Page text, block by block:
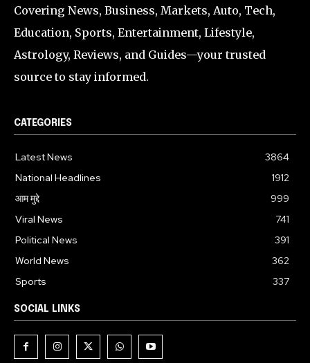
Covering News, Business, Markets, Auto, Tech,
Education, Sports, Entertainment, Lifestyle,
Astrology, Reviews, and Guides—your trusted
source to stay informed.
CATEGORIES
Latest News
3864
National Headlines
1912
आम मुद्दे
999
Viral News
741
Political News
391
World News
362
Sports
337
SOCIAL LINKS